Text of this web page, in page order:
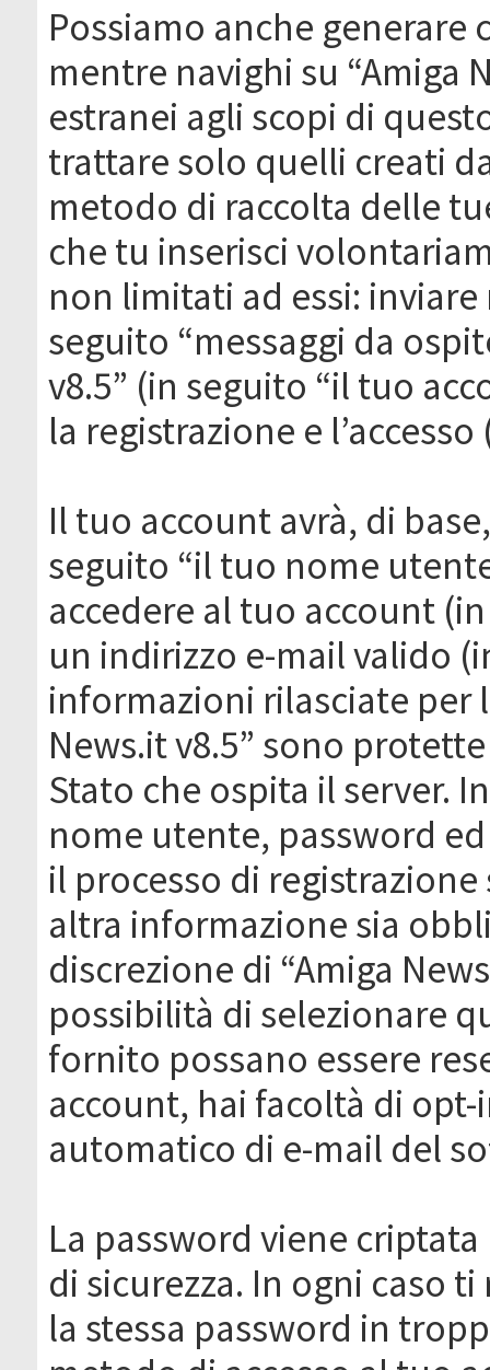
Possiamo anche
mentre navighi su “Amiga
estranei agli scopi di
trattare solo quelli creati
metodo di raccolta delle
che tu inserisci
non limitati ad essi:
seguito “messaggi da
v8.5” (in seguito “il tuo
la registrazione e
Il tuo account avrà, di
seguito “il tuo nome
accedere al tuo account
un indirizzo e-mail valido
informazioni rilasciate per
News.it v8.5” sono
Stato che ospita il server.
nome utente, password
il processo di registrazione
altra informazione sia
discrezione di “Amiga
possibilità di selezionare
fornito possano essere
account, hai facoltà di
automatico di e-mail del
La password viene
di sicurezza. In ogni caso
la stessa password in